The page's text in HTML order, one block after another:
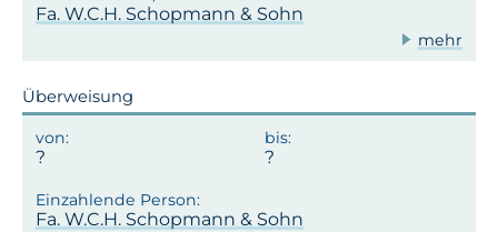
Fa. W.C.H. Schopmann & Sohn
mehr
Überweisung
?
Fa. W.C.H. Schopmann & Sohn